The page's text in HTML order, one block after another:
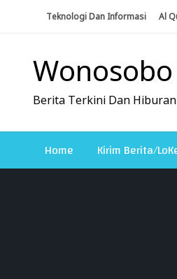
Teknologi Dan Informasi Al
Berita Terkini Dan
Home Kirim Berita/